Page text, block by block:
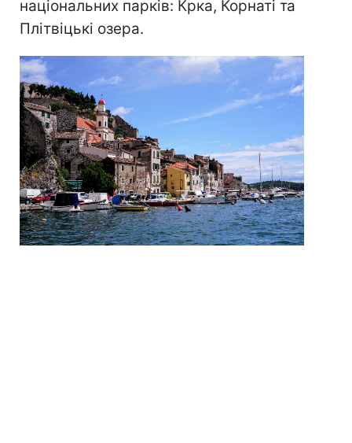
національних парків: Крка, Корнаті та
Плітвіцькі озера.